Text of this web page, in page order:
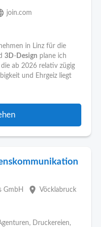
join.com
in Linz für die
3D- Design plane ich
ab 2026 relativ zügig
und Ehrgeiz liegt
GmbH place Vöcklabruck
Druckereien,